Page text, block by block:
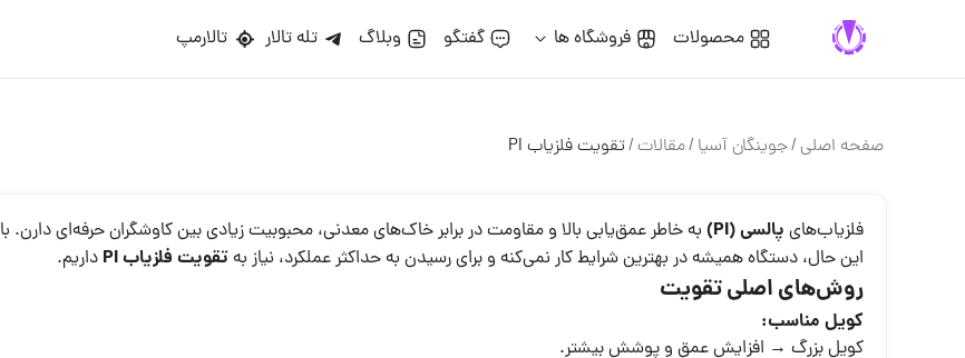
محصولات فروشگاه ها گفتگو وبلاگ تله تالار تالارمپ
صفحه اصلی/جوینگان آسیا /مقالات/تقویت فلزیاب PI
فلزیاب‌های پالسی (PI)
به خاطر عمق‌یابی بالا و مقاومت در برابر خاک‌های معدنی، محبوبیت زیادی بین کاوشگران حرفه‌ای دارن. با
این حال، دستگاه همیشه در بهترین شرایط کار نمی‌کنه و برای رسیدن به حداکثر عملکرد، نیاز بهتقویت فلزیاب PI داریم.
روش‌های اصلی تقویت
کویل مناسب:
کویل بزرگ → افزایش عمق و پوشش بیشتر.